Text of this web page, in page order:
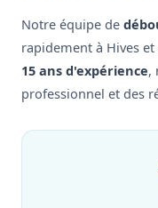
Notre équipe de
rapidement à Hives
15 ans d'expérience,
professionnel et des